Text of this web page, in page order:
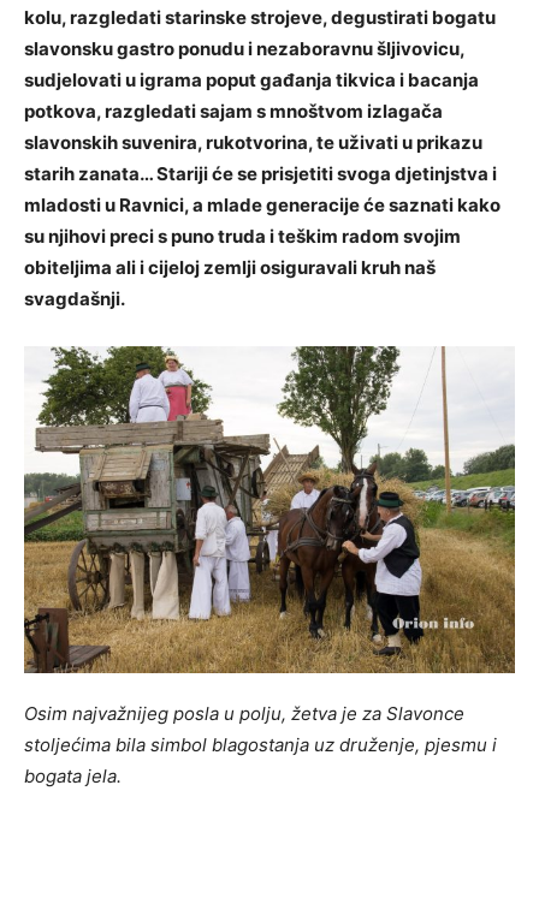
kolu, razgledati starinske strojeve, degustirati bogatu
slavonsku gastro ponudu i nezaboravnu šljivovicu,
sudjelovati u igrama poput gađanja tikvica i bacanja
potkova, razgledati sajam s mnoštvom izlagača
slavonskih suvenira, rukotvorina, te uživati u prikazu
starih zanata… Stariji će se prisjetiti svoga djetinjstva i
mladosti u Ravnici, a mlade generacije će saznati kako
su njihovi preci s puno truda i teškim radom svojim
obiteljima ali i cijeloj zemlji osiguravali kruh naš
svagdašnji.
Osim najvažnijeg posla u polju, žetva je za Slavonce
stoljećima bila simbol blagostanja uz druženje, pjesmu i
bogata jela.